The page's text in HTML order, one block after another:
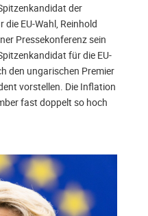
der
EU-Wahl, Reinhold
Pressekonferenz sein
für die EU-
den ungarischen Premier
vorstellen. Die Inflation
fast doppelt so hoch